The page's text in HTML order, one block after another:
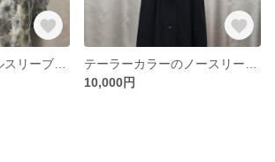
10,000円